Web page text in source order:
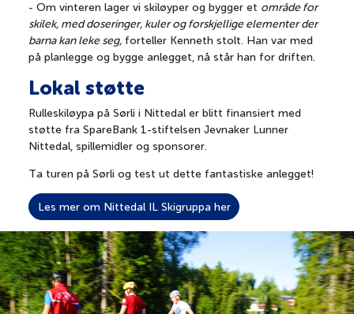
- Om vinteren lager vi skiløyper og bygger et område for
skilek, med doseringer, kuler og forskjellige elementer der
barna kan leke seg, forteller Kenneth stolt. Han var med
på planlegge og bygge anlegget, nå står han for driften.
Lokal støtte
Rulleskiløypa på Sørli i Nittedal er blitt finansiert med
støtte fra SpareBank 1-stiftelsen Jevnaker Lunner
Nittedal, spillemidler og sponsorer.
Ta turen på Sørli og test ut dette fantastiske anlegget!
Les mer om Nittedal IL Skigruppa her
Sport og idrett
100 historier
Talentstipend
Fellesprosjekt
Lag og foreninger
Om Vi Heier